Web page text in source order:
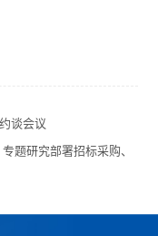
谈会议
题研究部署招标采购、